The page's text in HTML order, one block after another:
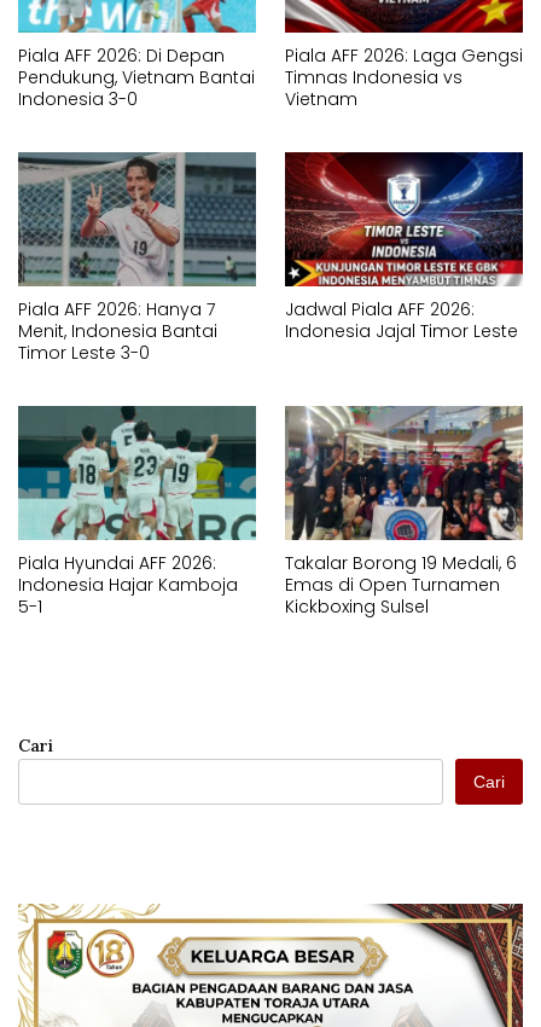
Piala AFF 2026: Di Depan
Pendukung, Vietnam Bantai
Indonesia 3-0
Piala AFF 2026: Laga Gengsi
Timnas Indonesia vs
Vietnam
Piala AFF 2026: Hanya 7
Menit, Indonesia Bantai
Timor Leste 3-0
Jadwal Piala AFF 2026:
Indonesia Jajal Timor Leste
Piala Hyundai AFF 2026:
Indonesia Hajar Kamboja
5-1
Takalar Borong 19 Medali, 6
Emas di Open Turnamen
Kickboxing Sulsel
Cari
Cari